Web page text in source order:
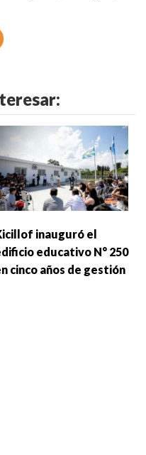
inauguró el
educativo N° 250
cinco años de gestión